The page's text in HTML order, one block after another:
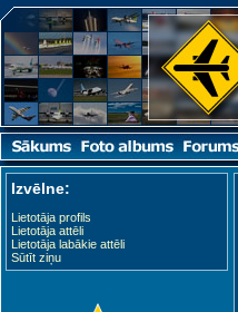
Izvēlne:
Lietotāja profils
Lietotāja attēli
Lietotāja labākie attēli
Sūtīt ziņu